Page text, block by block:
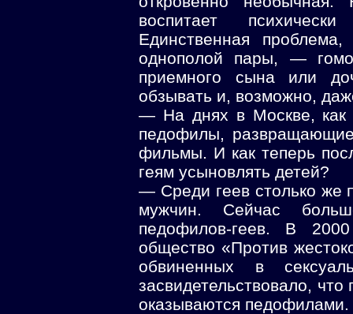
воспитает
Единственная
однополой пары, —
приемного сына или
обзывать и, возможно,
— На днях в Москве, как
педофилы,
фильмы. И как теперь
геям усыновлять детей?
— Среди геев столько же
мужчин. Сейчас
педофилов-геев. В
общество «Против
обвиненных в
засвидетельствовало,
оказываются педофилами.